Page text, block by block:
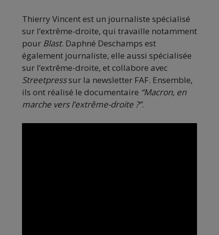
Thierry Vincent est un journaliste spécialisé
sur l’extrême-droite, qui travaille notamment
pour Blast. Daphné Deschamps est
également journaliste, elle aussi spécialisée
sur l’extrême-droite, et collabore avec
Streetpresssur la newsletter FAF. Ensemble,
ils ont réalisé le documentaire “Macron, en
marche vers l’extrême-droite ?”.